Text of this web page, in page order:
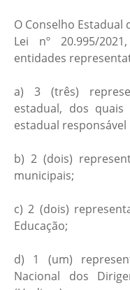
O Conselho Estadual
Lei nº 20.995/
entidades
a) 3 (três)
estadual, dos
estadual responsável
b) 2 (dois)
municipais;
c) 2 (dois)
Educação;
d) 1 (um)
Nacional dos